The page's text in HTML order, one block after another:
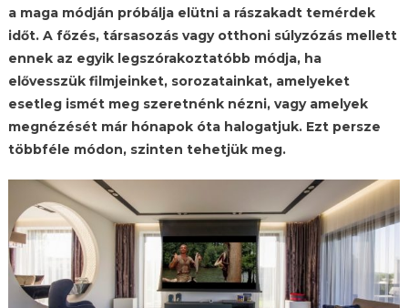
a maga módján próbálja elütni a rászakadt temérdek
időt. A főzés, társasozás vagy otthoni súlyzózás mellett
ennek az egyik legszórakoztatóbb módja, ha
elővesszük filmjeinket, sorozatainkat, amelyeket
esetleg ismét meg szeretnénk nézni, vagy amelyek
megnézését már hónapok óta halogatjuk. Ezt persze
többféle módon, szinten tehetjük meg.